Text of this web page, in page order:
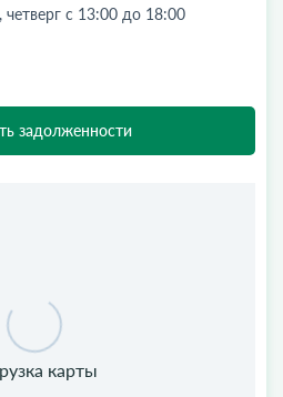
с 13:00 до 18:00
задолженности